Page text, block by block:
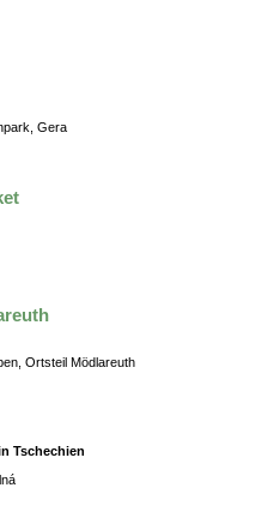
Gera
Ortsteil Mödlareuth
Tschechien